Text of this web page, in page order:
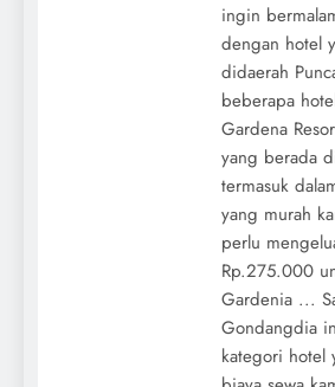
ingin
dengan hotel
didaerah
beberapa
Gardena
yang berada
termasuk
yang murah
perlu
Rp.275.000
Gardenia ...
Gondangdia
kategori hotel